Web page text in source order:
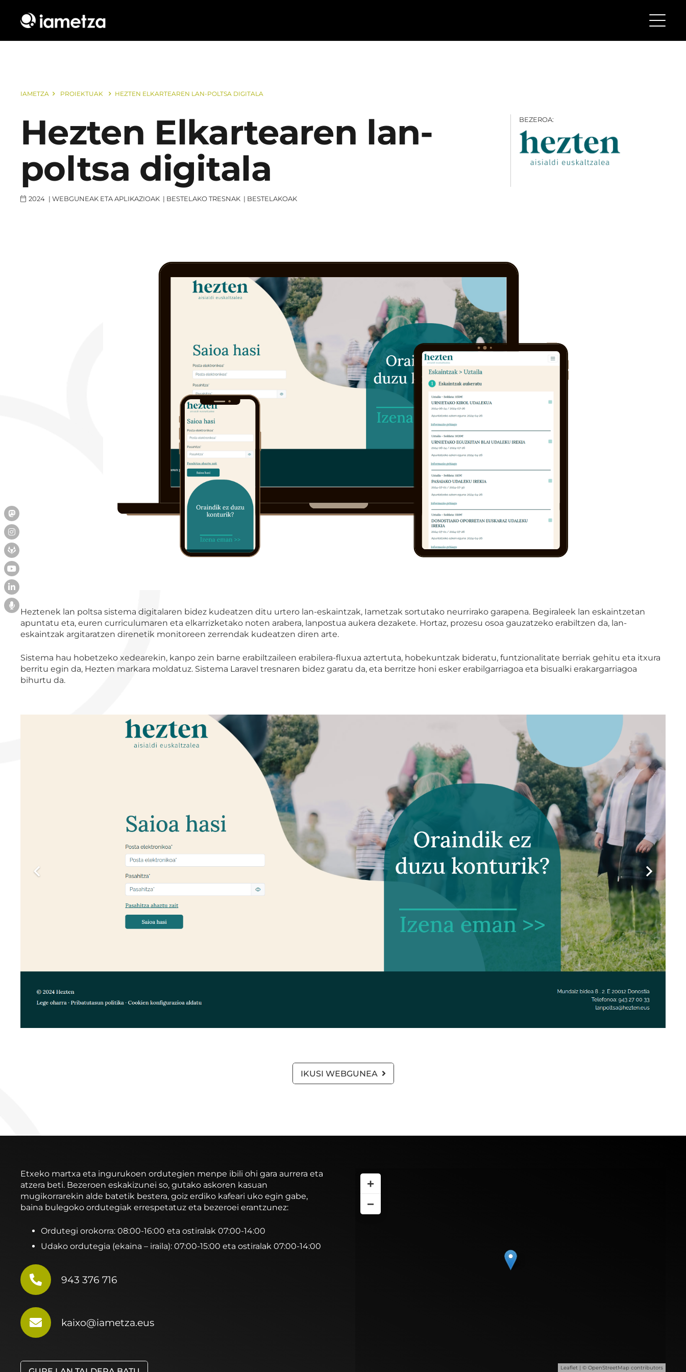
IAMETZA PROIEKTUAK HEZTEN ELKARTEAREN LAN-POLTSA DIGITALA
Hezten Elkartearen lan-
poltsa digitala
BEZEROA:
2024 | WEBGUNEAK ETA APLIKAZIOAK | BESTELAKO TRESNAK | BESTELAKOAK
Heztenek lan poltsa sistema digitalaren bidez kudeatzen ditu urtero lan-eskaintzak, Iametzak sortutako neurrirako garapena. Begiraleek lan eskaintzetan
apuntatu eta, euren curriculumaren eta elkarrizketako noten arabera, lanpostua aukera dezakete. Hortaz, prozesu osoa gauzatzeko erabiltzen da, lan-
eskaintzak argitaratzen direnetik monitoreen zerrendak kudeatzen diren arte.
Sistema hau hobetzeko xedearekin, kanpo zein barne erabiltzaileen erabilera-fluxua aztertuta, hobekuntzak bideratu, funtzionalitate berriak gehitu eta itxura
berritu egin da, Hezten markara moldatuz. Sistema Laravel tresnaren bidez garatu da, eta berritze honi esker erabilgarriagoa eta bisualki erakargarriagoa
bihurtu da.
IKUSI WEBGUNEA
Etxeko martxa eta ingurukoen ordutegien menpe ibili ohi gara aurrera eta
atzera beti. Bezeroen eskakizunei so, gutako askoren kasuan
mugikorrarekin alde batetik bestera, goiz erdiko kafeari uko egin gabe,
baina bulegoko ordutegiak errespetatuz eta bezeroei erantzunez:
Ordutegi orokorra: 08:00-16:00 eta ostiralak 07:00-14:00
Udako ordutegia (ekaina – iraila): 07:00-15:00 eta ostiralak 07:00-14:00
943 376 716
kaixo@iametza.eus
+
−
Leaflet | © OpenStreetMap contributors